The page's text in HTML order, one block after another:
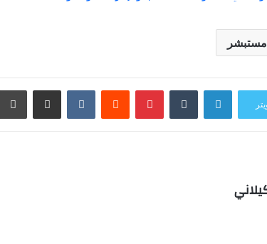
مستبشر
لينكدإن بينتيريست مشاركة عبر البريد